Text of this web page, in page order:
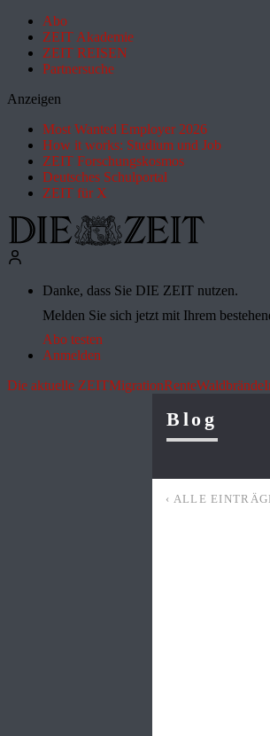
Abo
ZEIT Akademie
ZEIT REISEN
Partnersuche
Anzeigen
Most Wanted Employer 2026
How it works: Studium und Job
ZEIT Forschungskosmos
Deutsches Schulportal
ZEIT für X
Danke, dass Sie DIE ZEIT nutzen.
Melden Sie sich jetzt mit Ihrem
Abo testen
Anmelden
Die aktuelle ZEITMigrationRenteWaldbrände
Blog
‹ ALLE